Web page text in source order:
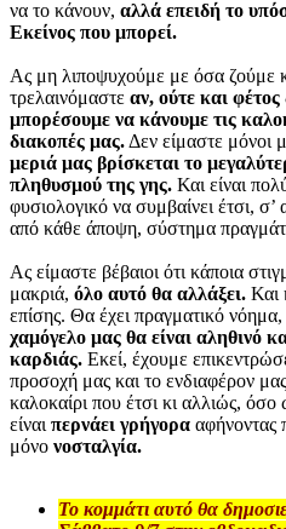
να το κάνουν, αλλά επειδή το
Εκείνος που μπορεί.
Ας μη λιποψυχούμε με όσα ζούμε
τρελαινόμαστε αν, ούτε και φέτος
μπορέσουμε να κάνουμε τις
διακοπές μας. Δεν είμαστε μόνοι
μεριά μας βρίσκεται το
πληθυσμού της γης. Και είναι
φυσιολογικό να συμβαίνει έτσι, σ’
από κάθε άποψη, σύστημα
Ας είμαστε βέβαιοι ότι κάποια
μακριά, όλο αυτό θα αλλάξει. Και
επίσης. Θα έχει πραγματικό
χαμόγελο μας θα είναι αληθινό
καρδιάς. Εκεί, έχουμε
προσοχή μας και το ενδιαφέρον
καλοκαίρι που έτσι κι αλλιώς, όσο
είναι περνάει γρήγορα αφήνοντας
μόνο νοσταλγία.
Το κομμάτι αυτό θα